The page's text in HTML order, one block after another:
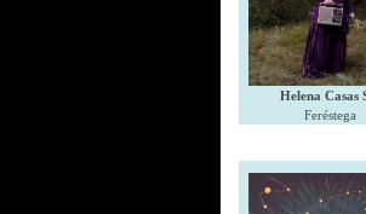
Helena Casas
Feréstega